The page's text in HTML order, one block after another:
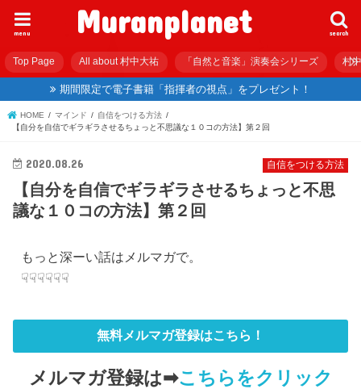
Muranplanet search
menu
Top Page All about 村中大祐 「自然と音楽」演奏会シリーズ 村
期間限定で電子書籍「指揮者の視点」をプレゼント！
HOME マインド
自信をつける方法
【自分を自信でギラギラさせるちょっと不思議な１０コの方法】第２回
自信をつける方法
2020.08.26
【自分を自信でギラギラさせるちょっと不思
議な１０コの方法】第２回
もっと深ーい話はメルマガで。
☟☟☟☟☟☟
無料メルマガ登録はこちら！
メルマガ登録は➡こちらをクリック